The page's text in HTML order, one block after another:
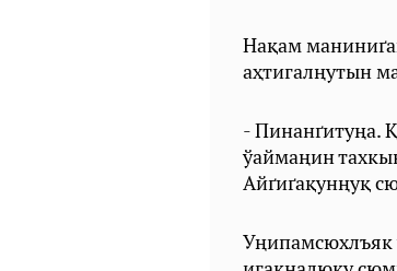
Нақам
аҳтигалңутын
- Пинанґитуңа.
ўаймаңин
Айґиґақунңуқ
Уңипамсюхлъяк